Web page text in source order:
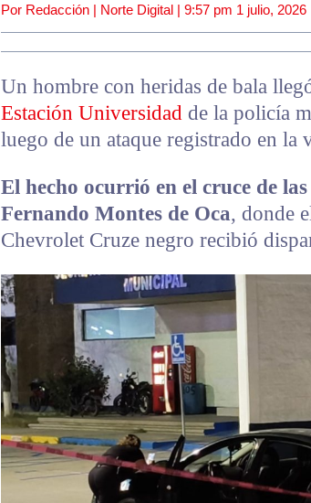
Por Redacción | Norte Digital | 9:57 pm 1 julio, 2026
Un hombre con heridas de bala
Estación Universidad de la policía
luego de un ataque registrado en la
El hecho ocurrió en el cruce de
Fernando Montes de Oca, donde
Chevrolet Cruze negro recibió